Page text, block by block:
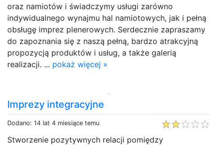
oraz namiotów i świadczymy usługi zarówno
indywidualnego wynajmu hal namiotowych, jak i pełną
obsługę imprez plenerowych. Serdecznie zapraszamy
do zapoznania się z naszą pełną, bardzo atrakcyjną
propozycją produktów i usług, a także galerią
realizacji. ... pokaż więcej »
Imprezy integracyjne
Dodano: 14 lat 4 miesiące temu
Stworzenie pozytywnych relacji pomiędzy